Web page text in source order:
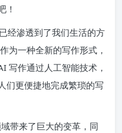
！
经渗透到了我们生活的方
为一种全新的写作形式，
写作通过人工智能技术，
们更便捷地完成繁琐的写
带来了巨大的变革，同